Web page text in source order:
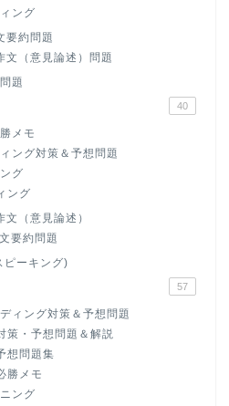
ング
要約問題
文（意見論述）問題
題
40
メモ
ング対策＆予想問題
グ
ング
（意見論述）
要約問題
ピーキング)
57
ィング対策＆予想問題
策・予想問題＆解説
想問題集
勝メモ
ング